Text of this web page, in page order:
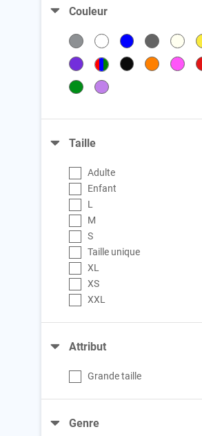
Couleur
Taille
Adulte
Enfant
L
M
S
Taille unique
XL
XS
XXL
Attribut
Grande taille
Genre